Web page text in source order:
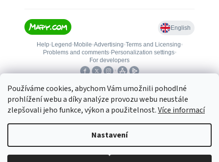
Používáme cookies, abychom Vám umožnili pohodlné
prohlížení webu a díky analýze provozu webu neustále
zlepšovali jeho funkce, výkon a použitelnost.Více informací
Nastavení
Copyright 2026TopZahrada.cz. Všechna práva vyhrazena.Upravit